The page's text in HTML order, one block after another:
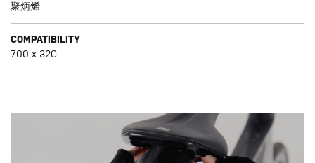
聚炳烯
COMPATIBILITY
700 x 32C